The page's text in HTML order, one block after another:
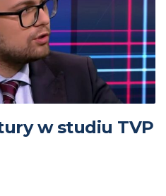
w studiu TVP